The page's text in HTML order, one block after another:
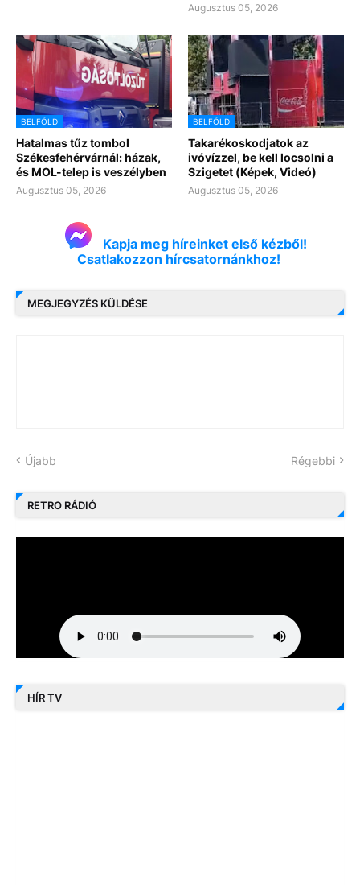
Augusztus 05, 2026
BELFÖLD
Hatalmas tűz tombol
Székesfehérvárnál: házak,
és MOL-telep is veszélyben
Augusztus 05, 2026
BELFÖLD
Takarékoskodjatok az
ivóvízzel, be kell locsolni a
Szigetet (Képek, Videó)
Augusztus 05, 2026
Kapja meg híreinket első kézből!
Csatlakozzon hírcsatornánkhoz!
MEGJEGYZÉS KÜLDÉSE
Újabb Régebbi
RETRO RÁDIÓ
HÍR TV